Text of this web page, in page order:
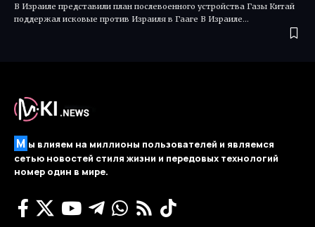
В Израиле представили план послевоенного устройства Газы Китай
поддержал исковые против Израиля в Гааге В Израиле…
М ы влияем на миллионы пользователей и являемся
сетью новостей стиля жизни и передовых технологий
номер один в мире.